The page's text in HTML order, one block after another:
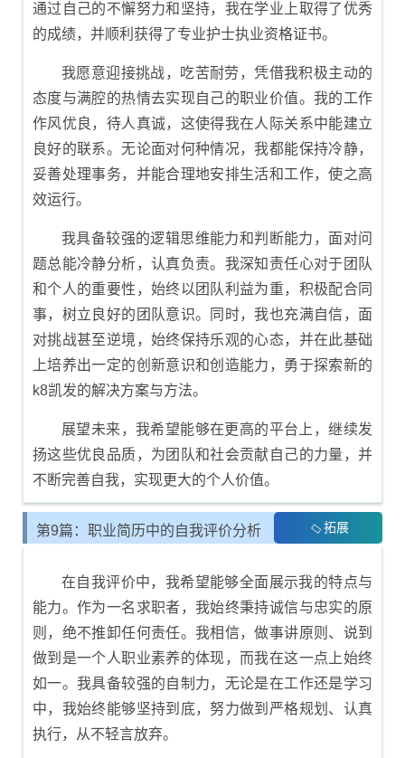
通过自己的不懈努力和坚持，我在学业上取得了优秀
的成绩，并顺利获得了专业护士执业资格证书。
我愿意迎接挑战，吃苦耐劳，凭借我积极主动的
态度与满腔的热情去实现自己的职业价值。我的工作
作风优良，待人真诚，这使得我在人际关系中能建立
良好的联系。无论面对何种情况，我都能保持冷静，
妥善处理事务，并能合理地安排生活和工作，使之高
效运行。
我具备较强的逻辑思维能力和判断能力，面对问
题总能冷静分析，认真负责。我深知责任心对于团队
和个人的重要性，始终以团队利益为重，积极配合同
事，树立良好的团队意识。同时，我也充满自信，面
对挑战甚至逆境，始终保持乐观的心态，并在此基础
上培养出一定的创新意识和创造能力，勇于探索新的
k8凯发的解决方案与方法。
展望未来，我希望能够在更高的平台上，继续发
扬这些优良品质，为团队和社会贡献自己的力量，并
不断完善自我，实现更大的个人价值。
第9篇：职业简历中的自我评价分析 拓展
在自我评价中，我希望能够全面展示我的特点与
能力。作为一名求职者，我始终秉持诚信与忠实的原
则，绝不推卸任何责任。我相信，做事讲原则、说到
做到是一个人职业素养的体现，而我在这一点上始终
如一。我具备较强的自制力，无论是在工作还是学习
中，我始终能够坚持到底，努力做到严格规划、认真
执行，从不轻言放弃。